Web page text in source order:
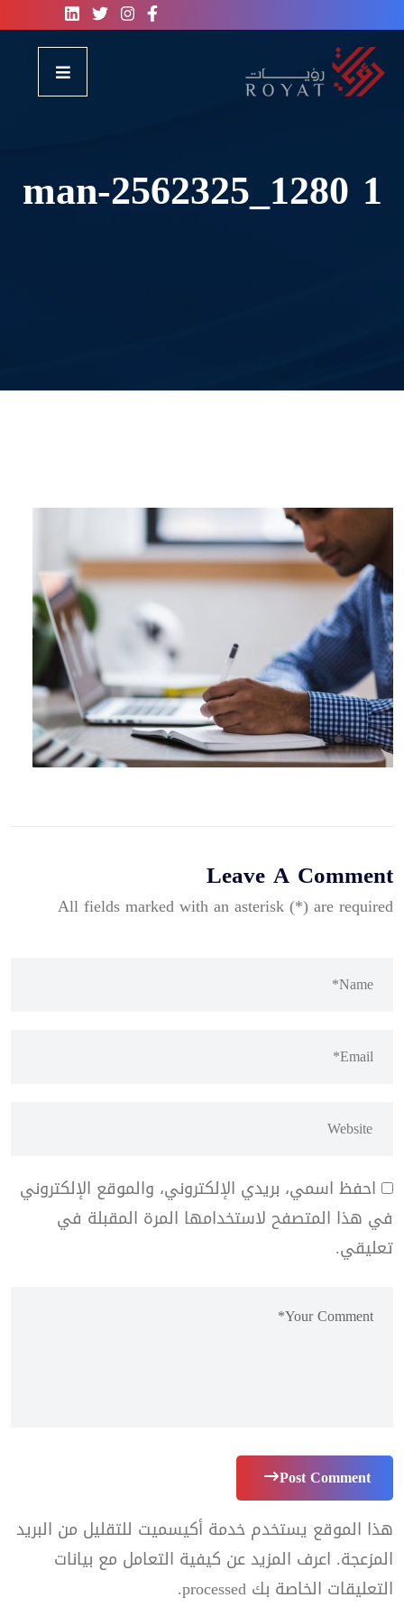
man-2562325_1280 1
Leave A Comment
All fields marked with an asterisk (*) are required
احفظ اسمي، بريدي الإلكتروني، والموقع الإلكتروني
في هذا المتصفح لاستخدامها المرة المقبلة في
تعليقي.
Post Comment
هذا الموقع يستخدم خدمة أكيسميت للتقليل من البريد
المزعجة. اعرف المزيد عن كيفية التعامل مع بيانات
التعليقات الخاصة بك processed
.